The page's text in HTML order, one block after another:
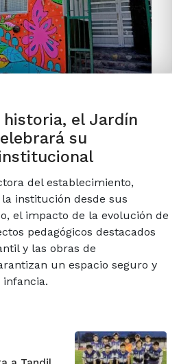
historia, el Jardín
su
del establecimiento,
institución desde sus
el impacto de la evolución de
pedagógicos destacados
y las obras de
un espacio seguro y